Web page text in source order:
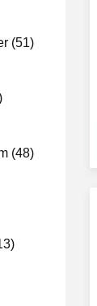
(51)
(48)